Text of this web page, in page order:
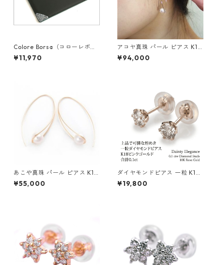
Colore Borsa（コローレボル
サ） メモパッド ブラック MG
-008
¥11,970
アコヤ真珠 パール ピアス K18
イエローゴールド ジプシー フ
ック ピアス 7mm 7ミリ珠 あ
¥94,000
あこや真珠 パール ピアス K10
イエローゴールド ジプシー フ
ック ピアス 7mm 7ミリ珠 ア
¥55,000
ダイヤモンドピアス 一粒 K18
ピンクゴールド 合計0.1ct ス
タッドピアス おしゃれ シンプ
¥19,800